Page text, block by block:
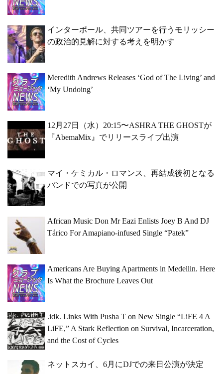
インターポール、共同ツアーを行うモリッシー
の政治的見解に対する考えを明かす
Meredith Andrews Releases ‘God of The Living’ and
‘My Undoing’
12月27日（水）20:15〜ASHRA THE GHOSTが
『AbemaMix』でリリースライブ出演
マイ・ケミカル・ロマンス、再結成後初となる
バンドでの写真が公開
African Music Don Mr Eazi Enlists Joey B And DJ
Tárico For Amapiano-infused Single “Patek”
Americans Are Buying Apartments in Medellin. Here
Is What the Brochure Leaves Out
.idk. Links With Pusha T on New Single “LiFE 4 A
LiFE,” A Stark Reflection on Survival, Incarceration,
and the Cost of Cycles
ネットスカイ、6月にDJでの来日公演が決定